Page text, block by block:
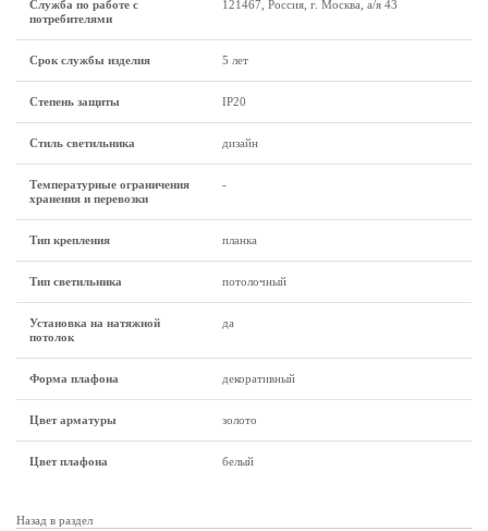
Служба по работе с
потребителями
121467, Россия, г. Москва, а/я 43
Срок службы изделия 5 лет
Степень защиты IP20
Стиль светильника дизайн
Температурные ограничения
хранения и перевозки
-
Тип крепления планка
Тип светильника потолочный
Установка на натяжной
потолок
да
Форма плафона декоративный
Цвет арматуры золото
Цвет плафона белый
Назад в раздел